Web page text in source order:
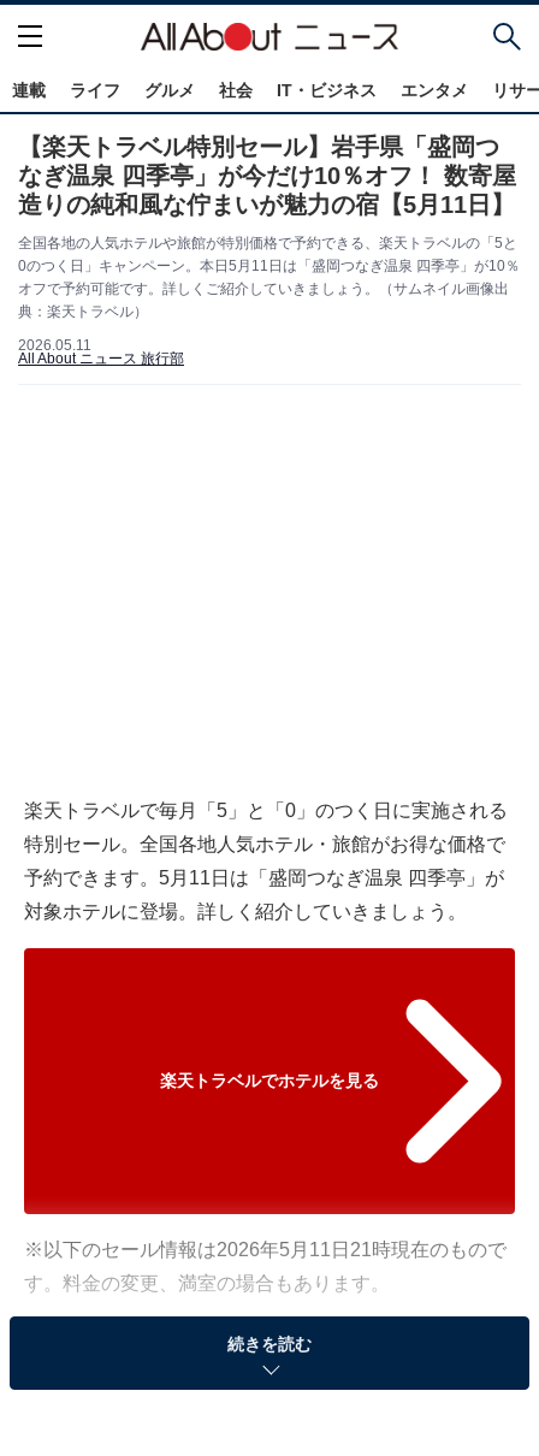
連載 ライフ グルメ 社会 IT・ビジネス エンタメ リサ
【楽天トラベル特別セール】岩手県「盛岡つ
なぎ温泉 四季亭」が今だけ10％オフ！ 数寄屋
造りの純和風な佇まいが魅力の宿【5月11日】
全国各地の人気ホテルや旅館が特別価格で予約できる、楽天トラベルの「5と
0のつく日」キャンペーン。本日5月11日は「盛岡つなぎ温泉 四季亭」が10％
オフで予約可能です。詳しくご紹介していきましょう。（サムネイル画像出
典：楽天トラベル）
2026.05.11
All About ニュース 旅行部
楽天トラベルで毎月「5」と「0」のつく日に実施される
特別セール。全国各地人気ホテル・旅館がお得な価格で
予約できます。5月11日は「盛岡つなぎ温泉 四季亭」が
対象ホテルに登場。詳しく紹介していきましょう。
楽天トラベルでホテルを見る
※以下のセール情報は2026年5月11日21時現在のもので
す。料金の変更、満室の場合もあります。
※本記事で紹介している商品の購入やサービスの利用により、売上の一部が
オールアバウトに還元されることがあります。
続きを読む